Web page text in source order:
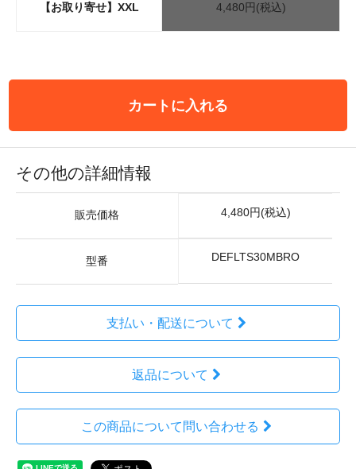
【お取り寄せ】XXL 4,480円(税込)
カートに入れる
その他の詳細情報
販売価格 4,480円(税込)
型番 DEFLTS30MBRO
支払い・配送について
返品について
この商品について問い合わせる